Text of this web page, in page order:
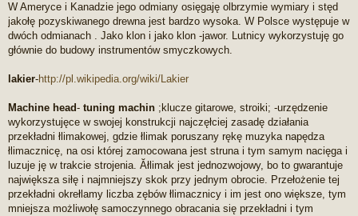
W Ameryce i Kanadzie jego odmiany osięgaję olbrzymie wymiary i stęd
jakołę pozyskiwanego drewna jest bardzo wysoka. W Polsce występuje w
dwóch odmianach . Jako klon i jako klon -jawor. Lutnicy wykorzystuję go
głównie do budowy instrumentów smyczkowych.
lakier-http://pl.wikipedia.org/wiki/Lakier
Machine head- tuning machin ;klucze gitarowe, stroiki; -urzędzenie
wykorzystujęce w swojej konstrukcji najczęłciej zasadę działania
przekładni łlimakowej, gdzie łlimak poruszany rękę muzyka napędza
łlimacznicę, na osi której zamocowana jest struna i tym samym nacięga i
luzuje ję w trakcie strojenia. Ăłlimak jest jednozwojowy, bo to gwarantuje
największa siłę i najmniejszy skok przy jednym obrocie. Przełożenie tej
przekładni okrełlamy liczba zębów łlimacznicy i im jest ono większe, tym
mniejsza możliwołę samoczynnego obracania się przekładni i tym